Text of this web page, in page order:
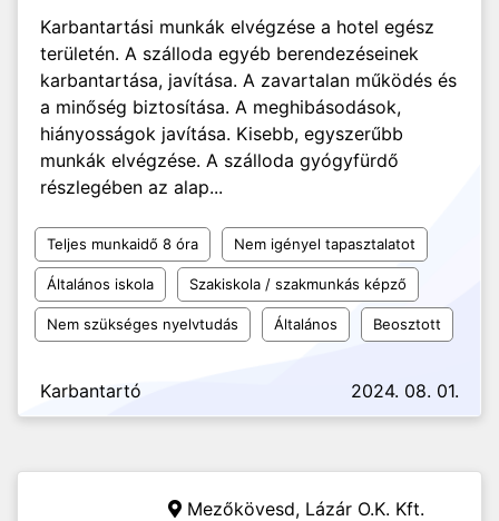
Karbantartási munkák elvégzése a hotel egész
területén. A szálloda egyéb berendezéseinek
karbantartása, javítása. A zavartalan működés és
a minőség biztosítása. A meghibásodások,
hiányosságok javítása. Kisebb, egyszerűbb
munkák elvégzése. A szálloda gyógyfürdő
részlegében az alap...
Teljes munkaidő 8 óra Nem igényel tapasztalatot
Általános iskola Szakiskola / szakmunkás képző
Nem szükséges nyelvtudás Általános Beosztott
Karbantartó 2024. 08. 01.
Mezőkövesd, Lázár O.K. Kft.